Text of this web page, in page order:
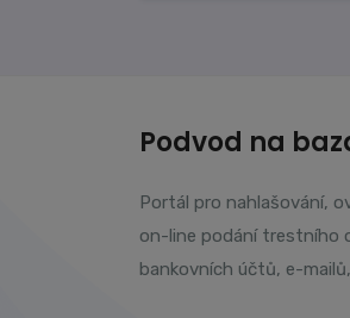
Podvod na
Portál pro nahlašování,
on-line podání trestního
bankovních účtů, e-